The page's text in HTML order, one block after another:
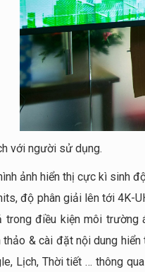
với người sử dụng.
ảnh hiển thị cực kì sinh
độ phân giải lên tới 4K-
trong điều kiện môi trường
thảo & cài đặt nội dung hiển
Lịch, Thời tiết … thông